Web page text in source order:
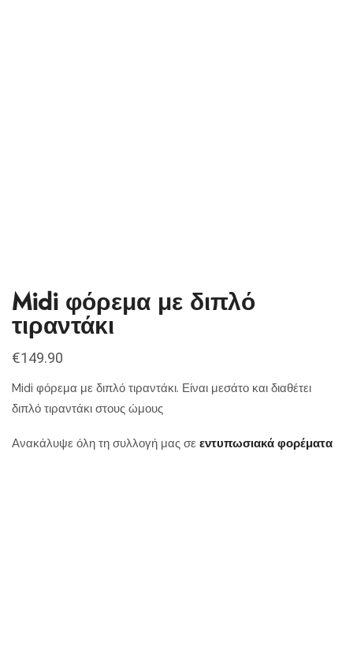
Midi φόρεμα με διπλό
τιραντάκι
€149.90
Midi φόρεμα με διπλό τιραντάκι. Είναι μεσάτο και διαθέτει
διπλό τιραντάκι στους ώμους
Ανακάλυψε όλη τη συλλογή μας σε εντυπωσιακά φορέματα